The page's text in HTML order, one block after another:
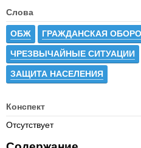
Слова
ОБЖ ГРАЖДАНСКАЯ
ЧРЕЗВЫЧАЙНЫЕ СИТУАЦИИ
ЗАЩИТА НАСЕЛЕНИЯ
Конспект
Отсутствует